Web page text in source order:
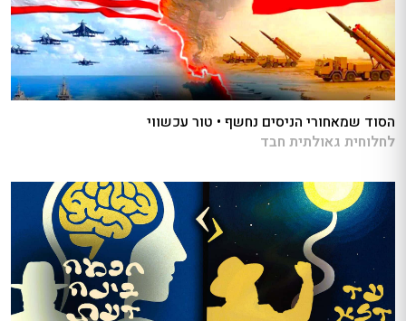
הסוד שמאחורי הניסים נחשף • טור עכשווי
לחלוחית גאולתית חבד